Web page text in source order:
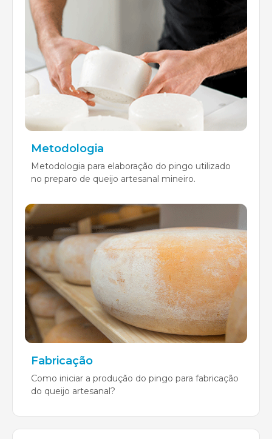
Metodologia
Metodologia para elaboração do pingo utilizado
no preparo de queijo artesanal mineiro.
Fabricação
Como iniciar a produção do pingo para fabricação
do queijo artesanal?